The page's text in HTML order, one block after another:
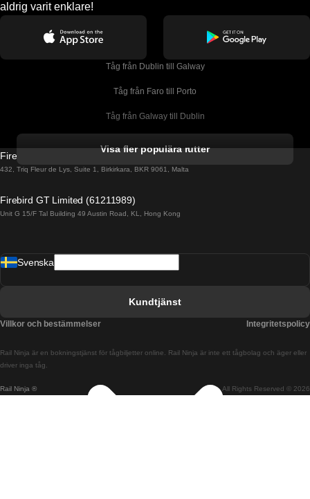
aldrig varit enklare!
Tåg från Dublin till Galway
Tåg från Faro till Porto
Tåg från Galway till Dublin
Tåg från Porto till Faro
Tåg från Barcelona till Madrid
Tåg från Budapest till Bratislava
Visa fler populära rutter
Firebird GT Limited (OC 1451)
432, Triq Fleur de Lys, Suite 1, Birkirkara, BKR 9061, Malta
Firebird GT Limited (61211989)
Unit G 15/F Tal Building 49 Austin Road, KL, Hong Kong
Rail Ninja ® All Rights Reserved © 2026
Rail Ninja är en bokningstjänst för tågbiljetter online. Rail Ninja är inte ett tågbolag och äger eller
driver inga tåg.
Svenska
Kundtjänst
Villkor och bestämmelser Integritetspolicy